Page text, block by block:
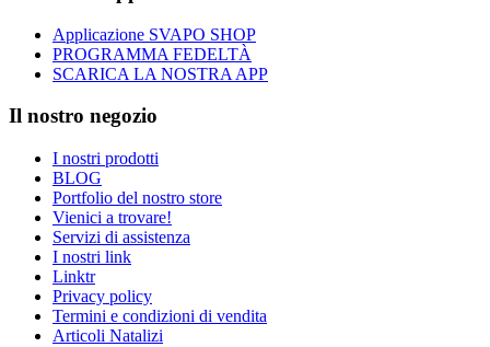
Applicazione SVAPO SHOP
PROGRAMMA FEDELTÀ
SCARICA LA NOSTRA APP
Il nostro negozio
I nostri prodotti
BLOG
Portfolio del nostro store
Vienici a trovare!
Servizi di assistenza
I nostri link
Linktr
Privacy policy
Termini e condizioni di vendita
Articoli Natalizi